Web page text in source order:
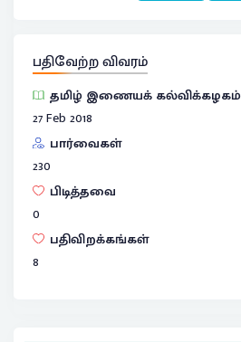
பதிவேற்ற விவரம்
தமிழ் இணையக் கல்விக்கழகம்
27 Feb 2018
பார்வைகள்
230
பிடித்தவை
0
பதிவிறக்கங்கள்
8